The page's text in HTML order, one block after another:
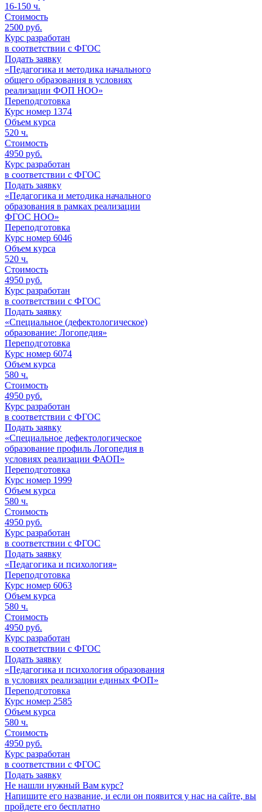
16-150 ч.
Стоимость
2500 руб.
Курс разработан
в соответствии с ФГОС
Подать заявку
«Педагогика и методика начального
общего образования в условиях
реализации ФОП НОО»
Переподготовка
Курс номер 1374
Объем курса
520 ч.
Стоимость
4950 руб.
Курс разработан
в соответствии с ФГОС
Подать заявку
«Педагогика и методика начального
образования в рамках реализации
ФГОС НОО»
Переподготовка
Курс номер 6046
Объем курса
520 ч.
Стоимость
4950 руб.
Курс разработан
в соответствии с ФГОС
Подать заявку
«Специальное (дефектологическое)
образование: Логопедия»
Переподготовка
Курс номер 6074
Объем курса
580 ч.
Стоимость
4950 руб.
Курс разработан
в соответствии с ФГОС
Подать заявку
«Специальное дефектологическое
образование профиль Логопедия в
условиях реализации ФАОП»
Переподготовка
Курс номер 1999
Объем курса
580 ч.
Стоимость
4950 руб.
Курс разработан
в соответствии с ФГОС
Подать заявку
«Педагогика и психология»
Переподготовка
Курс номер 6063
Объем курса
580 ч.
Стоимость
4950 руб.
Курс разработан
в соответствии с ФГОС
Подать заявку
«Педагогика и психология образования
в условиях реализации единых ФОП»
Переподготовка
Курс номер 2585
Объем курса
580 ч.
Стоимость
4950 руб.
Курс разработан
в соответствии с ФГОС
Подать заявку
Не нашли нужный Вам курс?
Напишите его название, и если он появится у нас на сайте, вы
пройдете его бесплатно